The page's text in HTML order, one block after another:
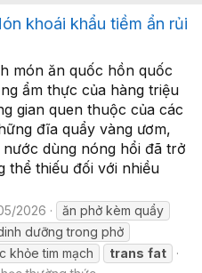
khoái khẩu tiềm ẩn rủi
món ăn quốc hồn quốc
ẩm thực của hàng triệu
gian quen thuộc của các
đĩa quẩy vàng ươm,
dùng nóng hổi đã trở
thể thiếu đối với nhiều
2026
ăn phở kèm quẩy
dưỡng trong phở
khỏe tim mạch trans fat